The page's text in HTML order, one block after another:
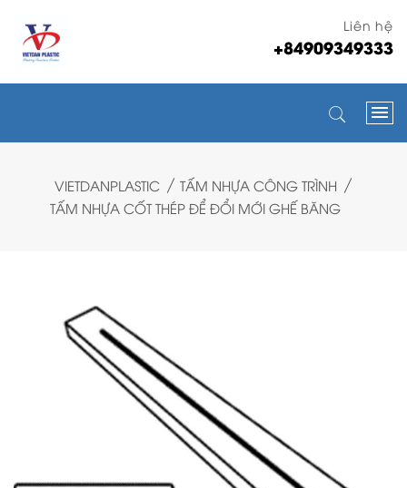
Liên hệ
+84909349333
VIETDANPLASTIC
TẤM NHỰA CÔNG TRÌNH
TẤM NHỰA CỐT THÉP ĐỂ ĐỔI MỚI GHẾ BĂNG